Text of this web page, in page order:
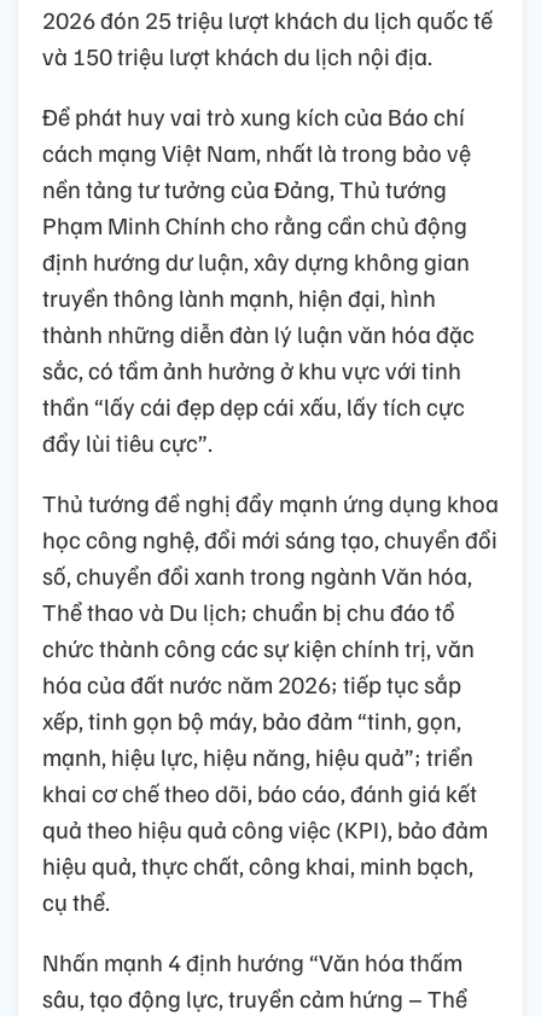
2026 đón 25 triệu lượt khách du lịch quốc tế
và 150 triệu lượt khách du lịch nội địa.
Để phát huy vai trò xung kích của Báo chí
cách mạng Việt Nam, nhất là trong bảo vệ
nền tảng tư tưởng của Đảng, Thủ tướng
Phạm Minh Chính cho rằng cần chủ động
định hướng dư luận, xây dựng không gian
truyền thông lành mạnh, hiện đại, hình
thành những diễn đàn lý luận văn hóa đặc
sắc, có tầm ảnh hưởng ở khu vực với tinh
thần “lấy cái đẹp dẹp cái xấu, lấy tích cực
đẩy lùi tiêu cực”.
Thủ tướng đề nghị đẩy mạnh ứng dụng khoa
học công nghệ, đổi mới sáng tạo, chuyển đổi
số, chuyển đổi xanh trong ngành Văn hóa,
Thể thao và Du lịch; chuẩn bị chu đáo tổ
chức thành công các sự kiện chính trị, văn
hóa của đất nước năm 2026; tiếp tục sắp
xếp, tinh gọn bộ máy, bảo đảm “tinh, gọn,
mạnh, hiệu lực, hiệu năng, hiệu quả”; triển
khai cơ chế theo dõi, báo cáo, đánh giá kết
quả theo hiệu quả công việc (KPI), bảo đảm
hiệu quả, thực chất, công khai, minh bạch,
cụ thể.
Nhấn mạnh 4 định hướng “Văn hóa thấm
sâu, tạo động lực, truyền cảm hứng – Thể